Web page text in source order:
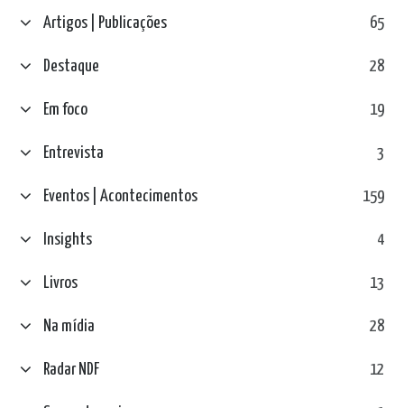
Artigos | Publicações 65
Destaque 28
Em foco 19
Entrevista 3
Eventos | Acontecimentos 159
Insights 4
Livros 13
Na mídia 28
Radar NDF 12